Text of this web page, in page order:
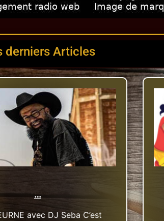
derniers Articles
…
avec DJ Seba C’est